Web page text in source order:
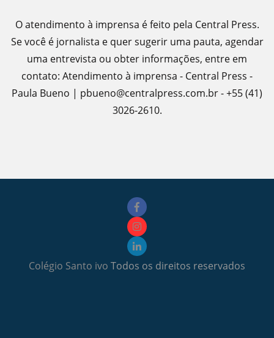
O atendimento à imprensa é feito pela Central Press.
Se você é jornalista e quer sugerir uma pauta, agendar
uma entrevista ou obter informações, entre em
contato: Atendimento à imprensa - Central Press -
Paula Bueno | pbueno@centralpress.com.br - +55 (41)
3026-2610.
Colégio Santo ivo Todos os direitos reservados